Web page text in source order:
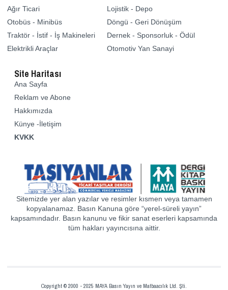
Ağır Ticari
Otobüs - Minibüs
Traktör - İstif - İş Makineleri
Elektrikli Araçlar
Lojistik - Depo
Döngü - Geri Dönüşüm
Dernek - Sponsorluk - Ödül
Otomotiv Yan Sanayi
Site Haritası
Ana Sayfa
Reklam ve Abone
Hakkımızda
Künye -İletişim
KVKK
Sitemizde yer alan yazılar ve resimler kısmen veya tamamen
kopyalanamaz. Basın Kanuna göre “yerel-süreli yayın”
kapsamındadır. Basın kanunu ve fikir sanat eserleri kapsamında
tüm hakları yayıncısına aittir.
Copyright © 2000 - 2025 MAYA Basın Yayın ve Matbaacılık Ltd. Şti.